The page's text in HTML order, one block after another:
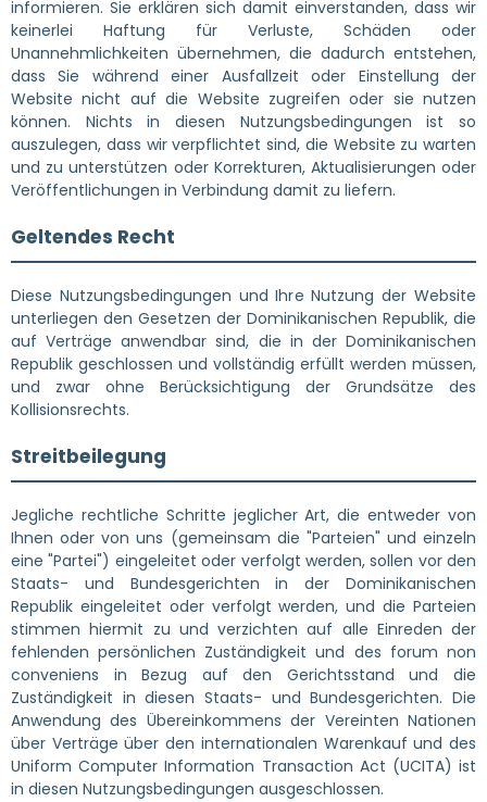
informieren. Sie erklären sich damit einverstanden, dass wir
keinerlei Haftung für Verluste, Schäden oder
Unannehmlichkeiten übernehmen, die dadurch entstehen,
dass Sie während einer Ausfallzeit oder Einstellung der
Website nicht auf die Website zugreifen oder sie nutzen
können. Nichts in diesen Nutzungsbedingungen ist so
auszulegen, dass wir verpflichtet sind, die Website zu warten
und zu unterstützen oder Korrekturen, Aktualisierungen oder
Veröffentlichungen in Verbindung damit zu liefern.
Geltendes Recht
Diese Nutzungsbedingungen und Ihre Nutzung der Website
unterliegen den Gesetzen der Dominikanischen Republik, die
auf Verträge anwendbar sind, die in der Dominikanischen
Republik geschlossen und vollständig erfüllt werden müssen,
und zwar ohne Berücksichtigung der Grundsätze des
Kollisionsrechts.
Streitbeilegung
Jegliche rechtliche Schritte jeglicher Art, die entweder von
Ihnen oder von uns (gemeinsam die "Parteien" und einzeln
eine "Partei") eingeleitet oder verfolgt werden, sollen vor den
Staats- und Bundesgerichten in der Dominikanischen
Republik eingeleitet oder verfolgt werden, und die Parteien
stimmen hiermit zu und verzichten auf alle Einreden der
fehlenden persönlichen Zuständigkeit und des forum non
conveniens in Bezug auf den Gerichtsstand und die
Zuständigkeit in diesen Staats- und Bundesgerichten. Die
Anwendung des Übereinkommens der Vereinten Nationen
über Verträge über den internationalen Warenkauf und des
Uniform Computer Information Transaction Act (UCITA) ist
in diesen Nutzungsbedingungen ausgeschlossen.